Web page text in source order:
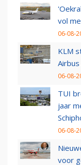
vol
06-08-
KLM
06-08-
TUI
jaar
06-08-
voor